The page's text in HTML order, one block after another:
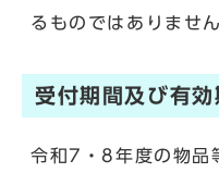
るものではありません
受付期間及び有効
令和7・8年度の物品